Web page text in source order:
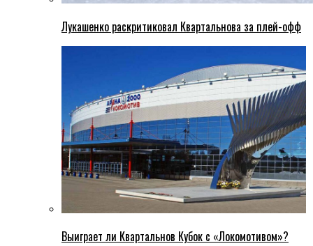
Лукашенко раскритиковал Квартальнова за плей-офф
Выиграет ли Квартальнов Кубок с «Локомотивом»?